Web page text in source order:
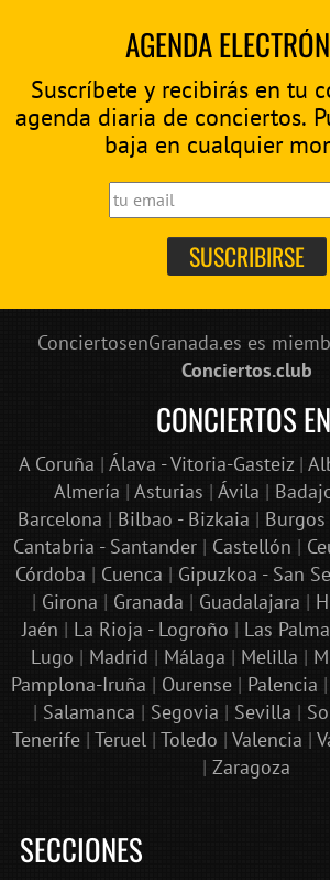
AGENDA
Suscríbete y recibirás en tu
agenda diaria de conciertos.
baja en cualquier
ConciertosenGranada.es es
Conciertos.club
CONCIERTOS
A Coruña | Álava - Vitoria-Gasteiz|
Almería | Asturias | Ávila |
Barcelona | Bilbao - Bizkaia | Burgos
Cantabria - Santander| Castellón |
Córdoba | Cuenca | Gipuzkoa - San
| Girona | Granada | Guadalajara |
Jaén | La Rioja - Logroño | Las
Lugo | Madrid | Málaga | Melilla |
Pamplona-Iruña | Ourense | Palencia |
| Salamanca | Segovia | Sevilla |
Tenerife| Teruel| Toledo | Valencia |
| Zaragoza
SECCIONES